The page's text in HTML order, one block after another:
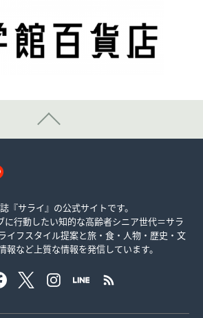
『サライ』の公式サイトです。
に行動したい知的な高齢者シニア世代＝サラ
イフスタイル提案と旅・食・人物・歴史・文
報など上質な情報を発信しています。